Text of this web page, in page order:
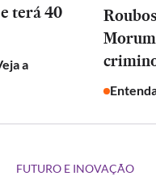
terá 40
a
FUTURO E INOVAÇÃO